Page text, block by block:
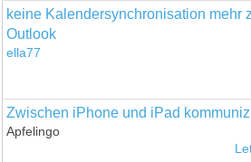
keine Kalendersynchronisation mehr
Outlook
ella77
Zwischen iPhone und iPad
Apfelingo